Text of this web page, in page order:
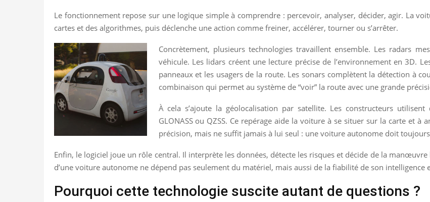
Le fonctionnement repose sur une logique simple à comprendre : percevoir, analyser, décider, agir. La
cartes et des algorithmes, puis déclenche une action comme freiner, accélérer, tourner ou s’arrêter.
Concrètement, plusieurs technologies travaillent ensemble. Les radars
véhicule. Les lidars créent une lecture précise de l’environnement en 3D.
panneaux et les usagers de la route. Les sonars complètent la détection à
combinaison qui permet au système de “voir” la route avec une grande
À cela s’ajoute la géolocalisation par satellite. Les constructeurs
GLONASS ou QZSS. Ce repérage aide la voiture à se situer sur la carte et
précision, mais ne suffit jamais à lui seul : une voiture autonome doit
Enfin, le logiciel joue un rôle central. Il interprète les données, détecte les risques et décide de la manœuvre
d’une voiture autonome ne dépend pas seulement du matériel, mais aussi de la fiabilité de son intelligence
Pourquoi cette technologie suscite autant de questions ?